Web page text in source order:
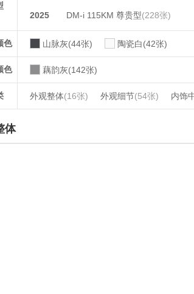
2025 DM-i 115KM 尊贵型(228张)
色 山脉灰(44张) 陶瓷白(42张)
色 藕韵灰(142张)
外观整体(16张) 外观细节(54张) 内饰
体